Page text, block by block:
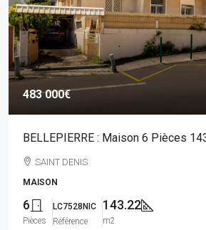
483 000€
BELLEPIERRE : Maison 6 Pièces
SAINT DENIS
MAISON
6
Pièces
LC7528NIC
Référence
143.22
m2